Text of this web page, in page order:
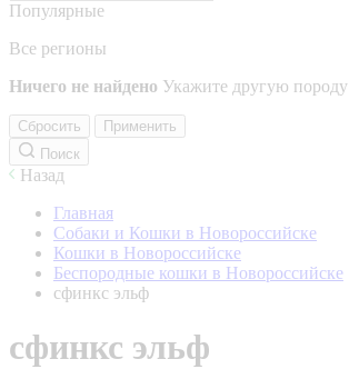
Популярные
Все регионы
Ничего не найдено Укажите другую породу
Сбросить
Применить
Поиск
Назад
Главная
Собаки и Кошки в Новороссийске
Кошки в Новороссийске
Беспородные кошки в Новороссийске
сфинкс эльф
сфинкс эльф